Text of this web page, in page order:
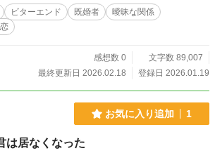
ただくことをおすすめします。
ビターエンド 既婚者
曖昧な関係
感想数 0
文字数 89,007
最終更新日 2026.02.18
登録日 2026.01.19
お気に入り追加 1
は居なくなった